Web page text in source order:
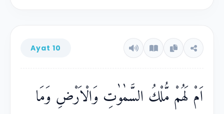
Ayat 10
اَمْ لَهُمْ مُّلْكُ السَّمٰوٰتِ وَالْاَرْضِ وَمَا